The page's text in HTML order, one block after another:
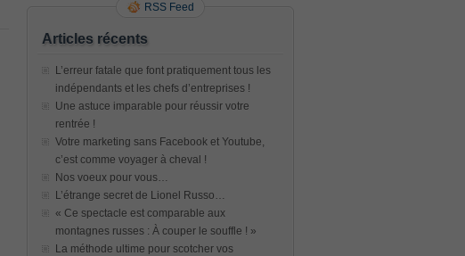
RSS Feed
Articles récents
L’erreur fatale que font pratiquement tous les
indépendants et les chefs d’entreprises !
Une astuce imparable pour réussir votre
rentrée !
Votre marketing sans Facebook et Youtube,
c’est comme voyager à cheval !
Nos voeux pour vous…
L’étrange secret de Lionel Russo…
« Ce spectacle est comparable aux
montagnes russes : À couper le souffle ! »
La méthode ultime pour scotcher vos